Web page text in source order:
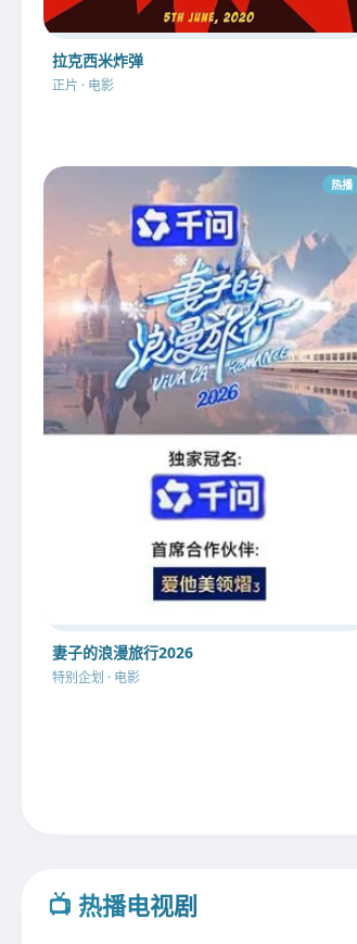
拉克西米炸弹
正片 · 电影
热播
妻子的浪漫旅行2026
特别企划 · 电影
📺 热播电视剧